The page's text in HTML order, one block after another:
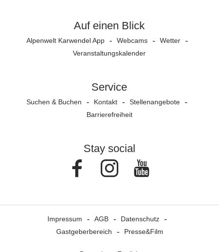
Auf einen Blick
Alpenwelt Karwendel App Webcams
Wetter
Veranstaltungs­kalender
Service
Suchen & Buchen Kontakt
Stellenangebote
Barrierefreiheit
Stay social
FacebookInstagram
Impressum AGB
Datenschutz
Gastgeberbereich
Presse&Film